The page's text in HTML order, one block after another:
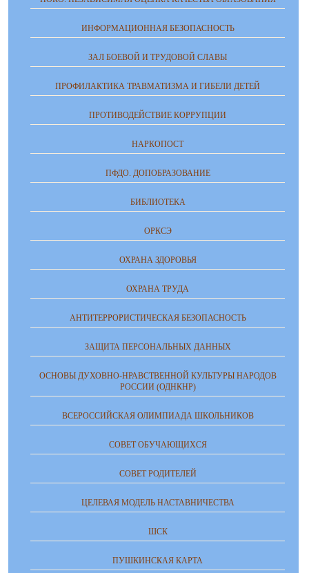
ИНФОРМАЦИОННАЯ БЕЗОПАСНОСТЬ
ЗАЛ БОЕВОЙ И ТРУДОВОЙ СЛАВЫ
ПРОФИЛАКТИКА ТРАВМАТИЗМА И ГИБЕЛИ ДЕТЕЙ
ПРОТИВОДЕЙСТВИЕ КОРРУПЦИИ
НАРКОПОСТ
ПФДО. ДОПОБРАЗОВАНИЕ
БИБЛИОТЕКА
ОРКСЭ
ОХРАНА ЗДОРОВЬЯ
ОХРАНА ТРУДА
АНТИТЕРРОРИСТИЧЕСКАЯ БЕЗОПАСНОСТЬ
ЗАЩИТА ПЕРСОНАЛЬНЫХ ДАННЫХ
ОСНОВЫ ДУХОВНО-НРАВСТВЕННОЙ КУЛЬТУРЫ НАРОДОВ
РОССИИ (ОДНКНР)
ВСЕРОССИЙСКАЯ ОЛИМПИАДА ШКОЛЬНИКОВ
СОВЕТ ОБУЧАЮЩИХСЯ
СОВЕТ РОДИТЕЛЕЙ
ЦЕЛЕВАЯ МОДЕЛЬ НАСТАВНИЧЕСТВА
ШСК
ПУШКИНСКАЯ КАРТА